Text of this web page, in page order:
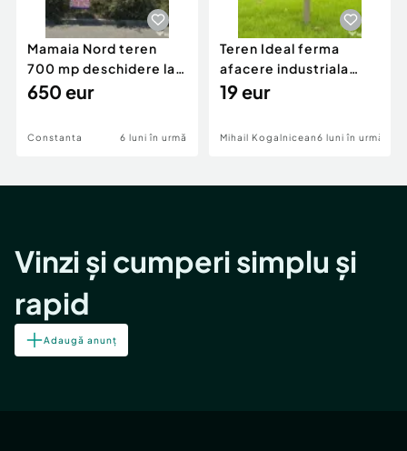
Mamaia Nord teren
700 mp deschidere la
D24 si D25
650 eur
Constanta 6 luni în urmă
Teren Ideal ferma
afacere industriala
deschidere 71 ml la
19 eur
Mihail Kogalniceanu6 luni în urmă
Vinzi și cumperi simplu și
rapid
Adaugă anunț